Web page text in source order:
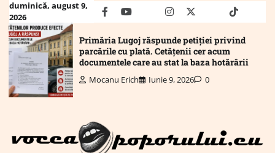
Skip
content
duminică, august 9,
2026
facebookyoutubeMailinstagram
twitter truthtiktok
Primăria Lugoj răspunde petiției privind
parcările cu plată. Cetățenii cer acum
documentele care au stat la baza hotărârii
Mocanu Erich Iunie 9, 2026 0